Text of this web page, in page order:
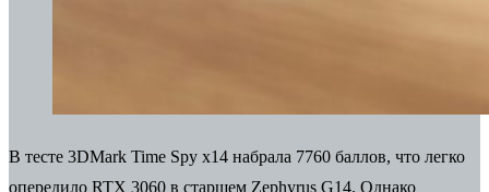
В тесте 3DMark Time Spy x14 набрала 7760 баллов, что легко
опередило RTX 3060 в старшем Zephyrus G14. Однако